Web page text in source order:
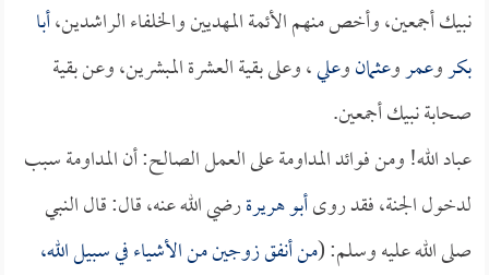
نبيك أجمعين، وأخص منهم الأئمة المهديين والخلفاء الراشدين،أبا
بكروعمروعثمانوعلي، وعلى بقية العشرة المبشرين، وعن بقية
صحابة نبيك أجمعين.
عباد الله! ومن فوائد المداومة على العمل الصالح: أن المداومة سبب
لدخول الجنة، فقد روىأبو هريرةرضي الله عنه، قال: قال النبي
صلى الله عليه وسلم: (من أنفق زوجين من الأشياء في سبيل الله،